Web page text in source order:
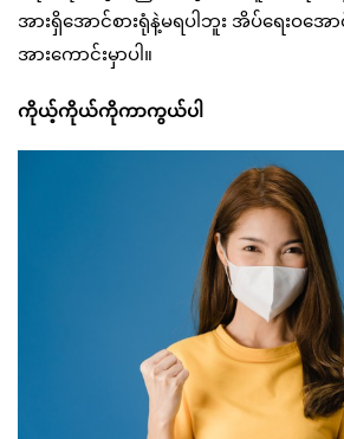
အားရှိအောင်စားရုံနဲ့မရပါဘူး အိပ်ရေးဝ
အားကောင်းမှာပါ။
ကိုယ့်ကိုယ်ကိုကာကွယ်ပါ